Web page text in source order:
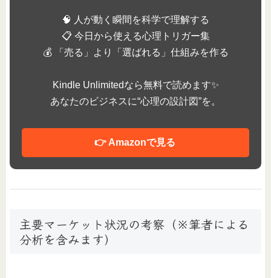
🧠 人が動く瞬間を科学で理解する
📋 今日から使える心理トリガー集
💰 「売る」より「選ばれる」仕組みを作る
Kindle Unlimitedなら無料で読めます✨
あなたのビジネスに“心理の設計図”を。
👉 Amazonで見る
主要マーケット状況の考察（※筆者による
分析を含みます）